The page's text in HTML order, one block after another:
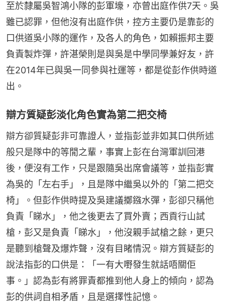
至於隸屬吳智鴻小隊的彭軍壕，亦曾出庭作供7天。吳
雖已認罪，但他沒有出庭作供，控方主要仍是靠彭的
口供道吳小隊的運作，及各人的角色，如賴振邦主要
負責製炸彈，許湛榮則是與吳是中學同學兼好友，許
在2014年已與吳一同參與社運等，都是從彭作供時道
出。
辯方質疑彭淡化角色實為第二把交椅
辯方卻質疑彭非可靠證人，並指彭並非如其口供所述
般只是隊中的等閒之輩，事實上彭在台灣軍訓回港
後，便沒有工作，只是跟隨吳出席會議等，並指彭實
為吳的「左右手」，且是隊中繼吳以外的「第二把交
椅」。但彭作供時提及吳建議擲鏹水彈，彭卻只稱他
負責「睇水」，他之後更去了買外賣；西貢行山試
槍，彭又是負責「睇水」，他沒親手試槍之餘，更只
是聽到槍聲及爆炸聲，沒有目睹情況。辯方質疑彭的
說法指彭的口供是：「一有大嘢發生就話唔關佢
事。」認為彭有將罪責都推到他人身上的傾向，認為
彭的供詞自相矛盾，且是選擇性記憶。